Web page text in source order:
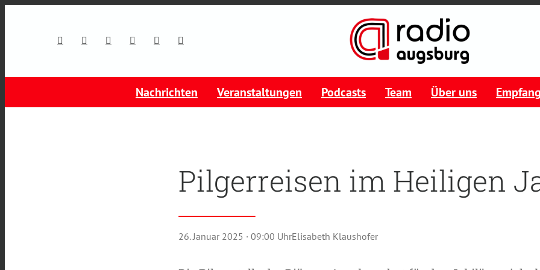
Nachrichten Veranstaltungen Podcasts Team Über uns Empfang
Pilgerreisen im Heiligen
26. Januar 2025 · 09:00 UhrElisabeth Klaushofer